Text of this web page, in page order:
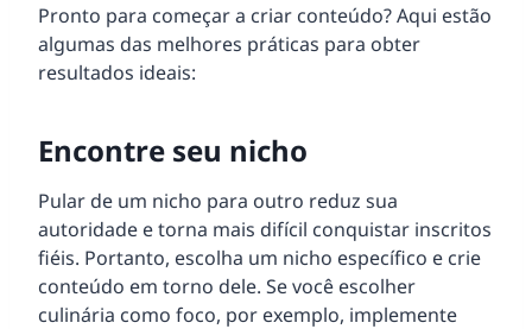
Pronto para começar a criar conteúdo? Aqui estão
algumas das melhores práticas para obter
resultados ideais:
Encontre seu nicho
Pular de um nicho para outro reduz sua
autoridade e torna mais difícil conquistar inscritos
fiéis. Portanto, escolha um nicho específico e crie
conteúdo em torno dele. Se você escolher
culinária como foco, por exemplo, implemente